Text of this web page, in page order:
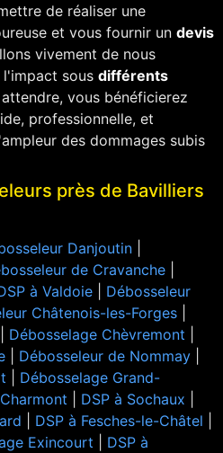
de réaliser une
et vous fournir un devis
vivement de nous
l'impact sous différents
vous bénéficierez
professionnelle, et
des dommages subis
près de Bavilliers
Danjoutin
de Cravanche
à Valdoie
Débosseleur
Châtenois-les-Forges
Débosselage Chèvremont
Débosseleur de Nommay
Débosselage Grand-
DSP à Sochaux
DSP à Fesches-le-Châtel
Exincourt
DSP à